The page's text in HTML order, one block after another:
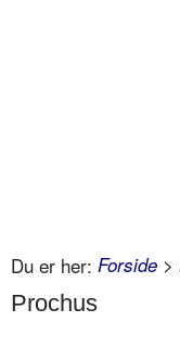
Du er her: Forside >
Prochus